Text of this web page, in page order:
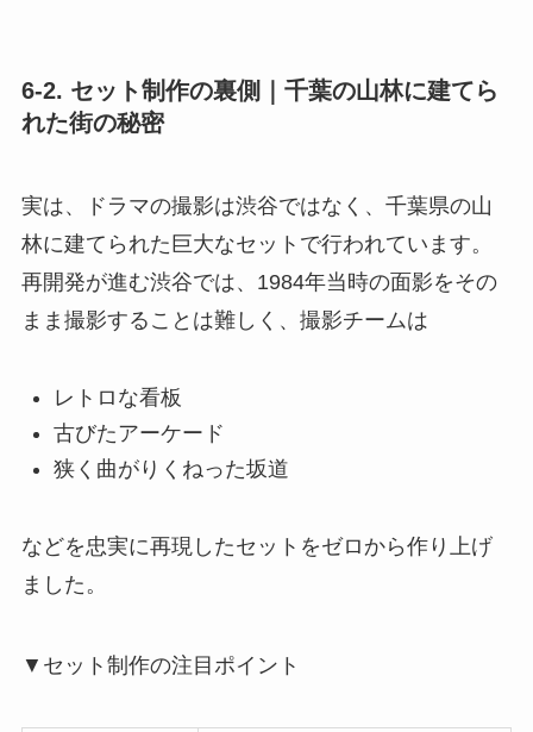
6-2. セット制作の裏側｜千葉の山林に建てら
れた街の秘密
実は、ドラマの撮影は渋谷ではなく、千葉県の山
林に建てられた巨大なセットで行われています。
再開発が進む渋谷では、1984年当時の面影をその
まま撮影することは難しく、撮影チームは
レトロな看板
古びたアーケード
狭く曲がりくねった坂道
などを忠実に再現したセットをゼロから作り上げ
ました。
▼セット制作の注目ポイント